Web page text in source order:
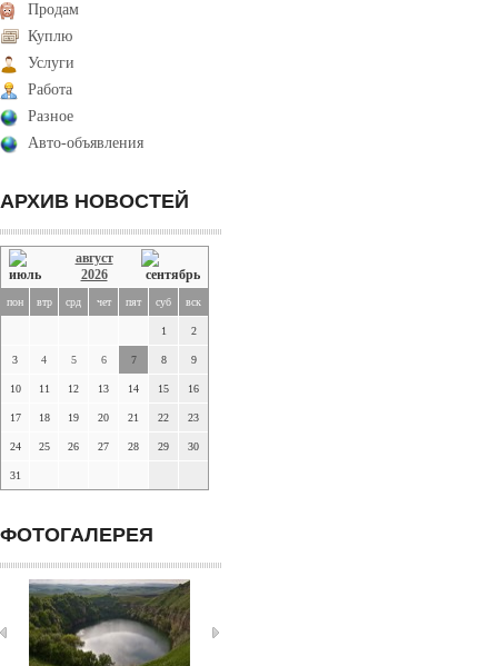
Продам
Куплю
Услуги
Работа
Разное
Авто-объявления
АРХИВ НОВОСТЕЙ
август
2026
пон втр срд чет пят суб вск
1 2
3 4 5 6 7 8 9
10 11 12 13 14 15 16
17 18 19 20 21 22 23
24 25 26 27 28 29 30
31
ФОТОГАЛЕРЕЯ